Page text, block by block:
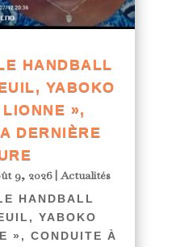
HANDBALL
YABOKO
»,
DERNIÈRE
9, 2026|Actualités
HANDBALL
YABOKO
», CONDUITE À